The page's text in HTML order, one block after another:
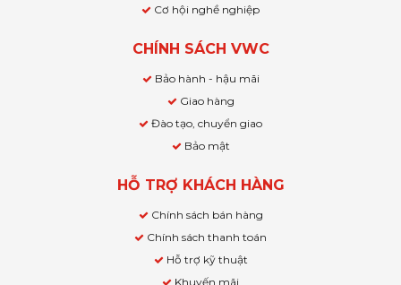
Cơ hội nghề nghiệp
CHÍNH SÁCH VWC
Bảo hành - hậu mãi
Giao hàng
Đào tạo, chuyển giao
Bảo mật
HỖ TRỢ KHÁCH HÀNG
Chính sách bán hàng
Chính sách thanh toán
Hỗ trợ kỹ thuật
Khuyến mãi